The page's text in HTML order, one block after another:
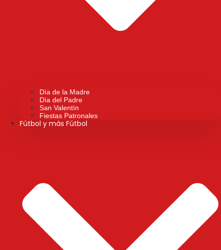
Día de la Madre
Día del Padre
San Valentín
Fiestas Patronales
Fútbol y más Fútbol